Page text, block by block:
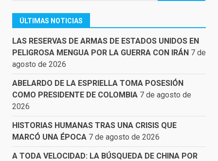
ÚLTIMAS NOTICIAS
LAS RESERVAS DE ARMAS DE ESTADOS UNIDOS EN
PELIGROSA MENGUA POR LA GUERRA CON IRÁN 7 de
agosto de 2026
ABELARDO DE LA ESPRIELLA TOMA POSESIÓN
COMO PRESIDENTE DE COLOMBIA 7 de agosto de
2026
HISTORIAS HUMANAS TRAS UNA CRISIS QUE
MARCÓ UNA ÉPOCA 7 de agosto de 2026
A TODA VELOCIDAD: LA BÚSQUEDA DE CHINA POR